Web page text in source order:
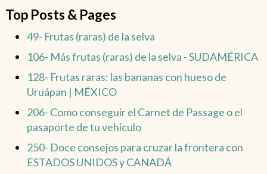
Top Posts & Pages
49- Frutas (raras) de la selva
106- Más frutas (raras) de la selva - SUDAMÉRICA
128- Frutas raras: las bananas con hueso de
Uruápan | MÉXICO
206- Como conseguir el Carnet de Passage o el
pasaporte de tu vehículo
250- Doce consejos para cruzar la frontera con
ESTADOS UNIDOS y CANADÁ